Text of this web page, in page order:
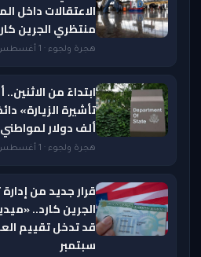
الاعتقالات داخل
منتظري الجرين
هجرة ولجوء · 1 أغسطس 2026 — 12:51 PM
ابتداءً من
ألف دولار لمواطني 50 دولة
هجرة ولجوء · 1 أغسطس 2026 — 9:23 AM
قرار جديد من
الجرين كارد..
سبتمبر